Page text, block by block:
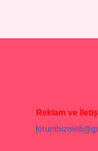
Reklam ve